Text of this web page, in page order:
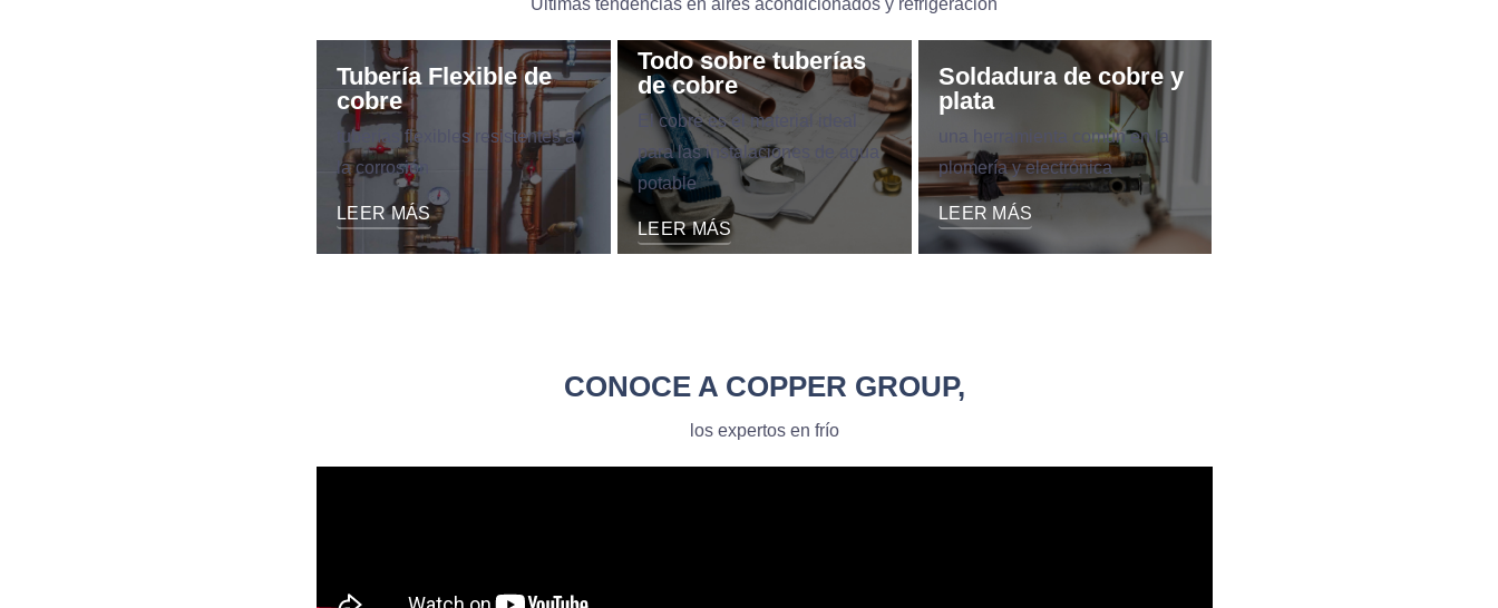
Últimas tendencias en aires acondicionados y refrigeración
Tubería Flexible de
cobre
tuberías flexibles resistentes a
la corrosión
LEER MÁS
Todo sobre tuberías
de cobre
El cobre es el material ideal
para las instalaciones de agua
potable
LEER MÁS
Soldadura de cobre y
plata
una herramienta común en la
plomería y electrónica
LEER MÁS
CONOCE A COPPER GROUP,
los expertos en frío